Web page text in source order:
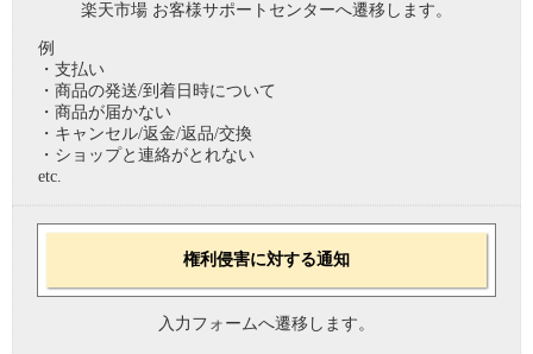
楽天市場 お客様サポートセンターへ遷移します。
例
・支払い
・商品の発送/到着日時について
・商品が届かない
・キャンセル/返金/返品/交換
・ショップと連絡がとれない
etc.
権利侵害に対する通知
入力フォームへ遷移します。